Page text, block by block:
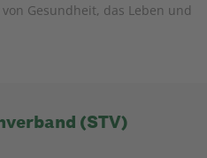
Gesundheit, das Leben und
(STV)